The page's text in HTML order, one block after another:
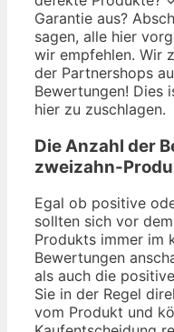
Garantie aus?
sagen, alle hier
wir empfehlen. Wir
der Partnershops
Bewertungen! Dies
hier zu zuschlagen.
Die Anzahl der
zweizahn-
Egal ob positive
sollten sich vor
Produkts immer im
Bewertungen
als auch die
Sie in der Regel
vom Produkt und